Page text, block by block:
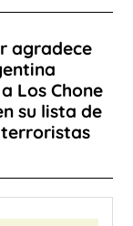
agradece
Los Chone
su lista de